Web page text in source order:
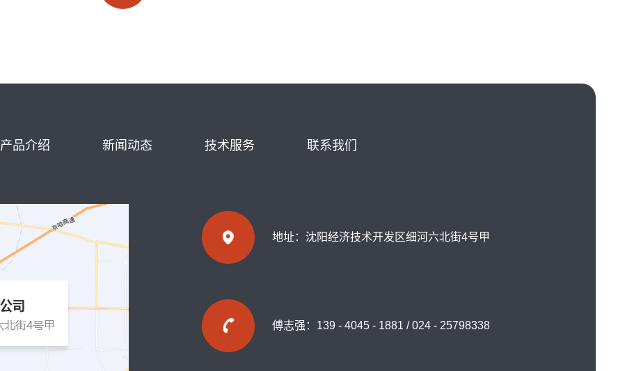
产品介绍 新闻动态 技术服务 联系我们
地址：沈阳经济技术开发区细河六北街4号甲
傅志强：139 - 4045 - 1881 / 024 - 25798338